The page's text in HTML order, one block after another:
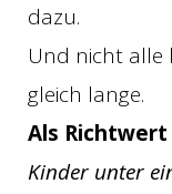
dazu.
Und nicht alle
gleich lange.
Als
Kinder unter